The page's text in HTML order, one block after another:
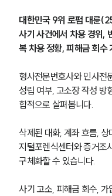
대한민국 9위 로펌 대륜
사기 사건에서 차용 경위,
복 차용 정황, 피해금 회수
형사전문변호사와 민사전
성립 여부, 고소장 작성 방
합적으로 살펴봅니다.
삭제된 대화, 계좌 흐름,
지털포렌식센터와 증거조
구체화할 수 있습니다.
사기 고소, 피해금 회수,